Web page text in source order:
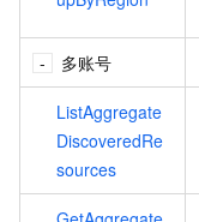
多账号
ListAggregate
DiscoveredRe
sources